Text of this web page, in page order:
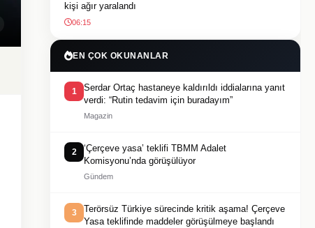
kişi ağır yaralandı
06:15
EN ÇOK OKUNANLAR
1
Serdar Ortaç hastaneye kaldırıldı iddialarına yanıt
verdi: “Rutin tedavim için buradayım”
Magazin
2
‘Çerçeve yasa’ teklifi TBMM Adalet
Komisyonu’nda görüşülüyor
Gündem
3
Terörsüz Türkiye sürecinde kritik aşama! Çerçeve
Yasa teklifinde maddeler görüşülmeye başlandı